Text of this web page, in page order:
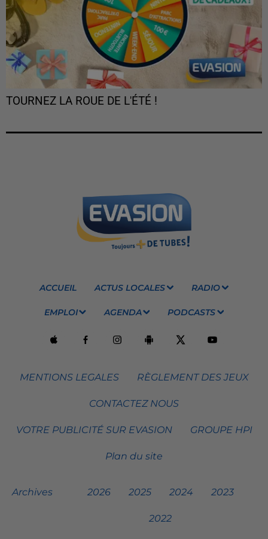
TOURNEZ LA ROUE DE L'ÉTÉ !
ACCUEIL ACTUS LOCALES RADIO
EMPLOI AGENDA PODCASTS
MENTIONS LEGALES RÈGLEMENT DES JEUX
CONTACTEZ NOUS
VOTRE PUBLICITÉ SUR EVASION GROUPE HPI
Plan du site
Archives 2026 2025 2024 2023
2022